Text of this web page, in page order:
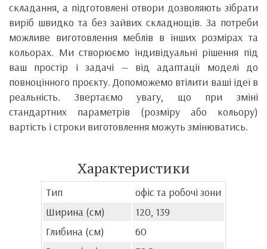
складання, а підготовлені отвори дозволяють зібрати
виріб швидко та без зайвих складнощів. За потреби
можливе виготовлення меблів в інших розмірах та
кольорах. Ми створюємо індивідуальні рішення під
ваш простір і задачі — від адаптації моделі до
повноцінного проєкту. Допоможемо втілити ваші ідеї в
реальність. Звертаємо увагу, що при зміні
стандартних параметрів (розміру або кольору)
вартість і строки виготовлення можуть змінюватись.
Характеристики
Тип
офіс та робочі зони
Ширина (см)
120, 139
Глибина (см)
60